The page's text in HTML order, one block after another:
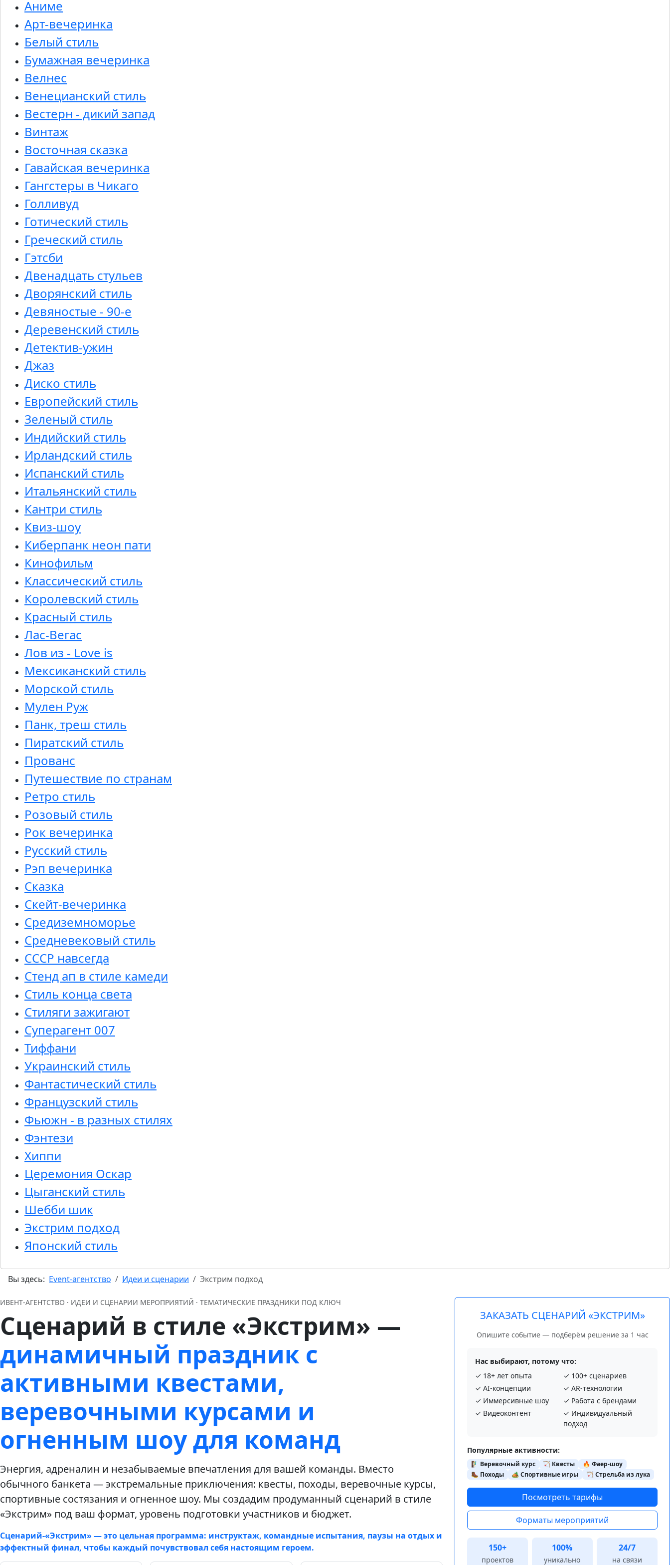
Аниме
Арт-вечеринка
Белый стиль
Бумажная вечеринка
Велнес
Венецианский стиль
Вестерн - дикий запад
Винтаж
Восточная сказка
Гавайская вечеринка
Гангстеры в Чикаго
Голливуд
Готический стиль
Греческий стиль
Гэтсби
Двенадцать стульев
Дворянский стиль
Девяностые - 90-е
Деревенский стиль
Детектив-ужин
Джаз
Диско стиль
Европейский стиль
Зеленый стиль
Индийский стиль
Ирландский стиль
Испанский стиль
Итальянский стиль
Кантри стиль
Квиз-шоу
Киберпанк неон пати
Кинофильм
Классический стиль
Королевский стиль
Красный стиль
Лас-Вегас
Лов из - Love is
Мексиканский стиль
Морской стиль
Мулен Руж
Панк, треш стиль
Пиратский стиль
Прованс
Путешествие по странам
Ретро стиль
Розовый стиль
Рок вечеринка
Русский стиль
Рэп вечеринка
Сказка
Скейт-вечеринка
Средиземноморье
Средневековый стиль
СССР навсегда
Стенд ап в стиле камеди
Стиль конца света
Стиляги зажигают
Суперагент 007
Тиффани
Украинский стиль
Фантастический стиль
Французский стиль
Фьюжн - в разных стилях
Фэнтези
Хиппи
Церемония Оскар
Цыганский стиль
Шебби шик
Экстрим подход
Японский стиль
Вы здесь: Event-агентство Идеи и сценарии Экстрим подход
ИВЕНТ‑АГЕНТСТВО · ИДЕИ И СЦЕНАРИИ МЕРОПРИЯТИЙ · ТЕМАТИЧЕСКИЕ ПРАЗДНИКИ ПОД КЛЮЧ
Сценарий в стиле «Экстрим» —
динамичный праздник с
активными квестами,
веревочными курсами и
огненным шоу для команд
Энергия, адреналин и незабываемые впечатления для вашей команды. Вместо
обычного банкета — экстремальные приключения: квесты, походы, веревочные курсы,
спортивные состязания и огненное шоу. Мы создадим продуманный сценарий в стиле
«Экстрим» под ваш формат, уровень подготовки участников и бюджет.
Сценарий‑«Экстрим» — это цельная программа: инструктаж, командные испытания, паузы на отдых и
эффектный финал, чтобы каждый почувствовал себя настоящим героем.
ЗАКАЗАТЬ СЦЕНАРИЙ «ЭКСТРИМ»
Опишите событие — подберём решение за 1 час
Нас выбирают, потому что:
✓ 18+ лет опыта
✓ 100+ сценариев
✓ AI‑концепции
✓ AR‑технологии
✓ Иммерсивные шоу
✓ Работа с брендами
✓ Видеоконтент
✓ Индивидуальный
подход
Популярные активности:
🧗‍♂️ Веревочный курс 🏹 Квесты
🔥 Фаер-шоу
🥾 Походы
🏕️ Спортивные игры 🏹 Стрельба из лука
Посмотреть тарифы
Форматы мероприятий
150+
проектов
100%
уникально
24/7
на связи